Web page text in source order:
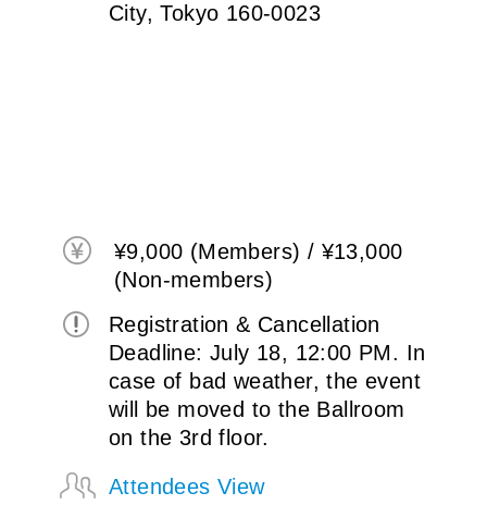
City, Tokyo 160-0023
¥9,000 (Members) / ¥13,000
(Non-members)
Registration & Cancellation
Deadline: July 18, 12:00 PM. In
case of bad weather, the event
will be moved to the Ballroom
on the 3rd floor.
Attendees View